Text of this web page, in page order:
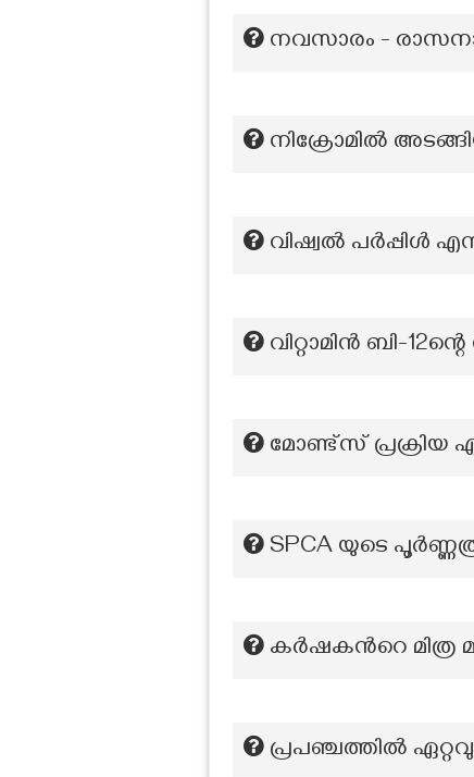
നവസാരം -
നിക്രോമില്‍‌
വിഷ്വൽ പർപ്പിൾ
വിറ്റാമിൻ ബി-
മോണ്ട്സ് പ്രക്രിയ
SPCA യുടെ
കർഷകന്‍റെ മിത്ര
പ്രപഞ്ചത്തിൽ